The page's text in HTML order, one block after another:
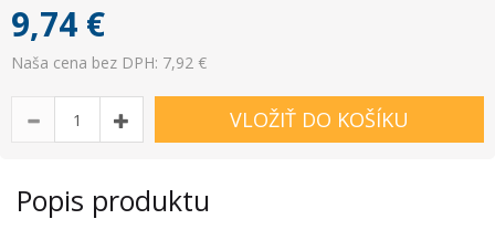
9,74 €
Naša cena bez DPH: 7,92 €
VLOŽIŤ DO KOŠÍKU
Popis produktu